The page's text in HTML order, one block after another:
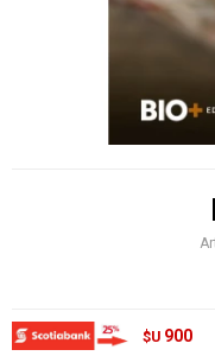
$U 900